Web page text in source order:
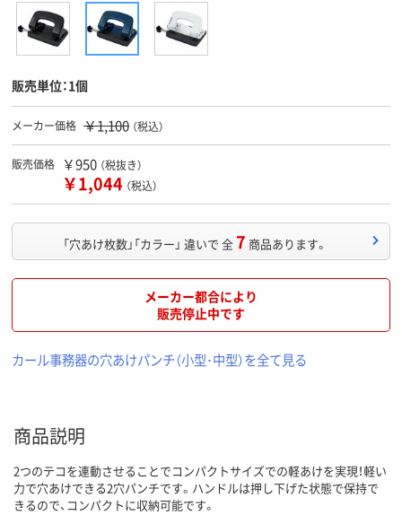
販売単位：1個
メーカー価格 ￥1,100 （税込）
販売価格 ￥950 （税抜き）
￥1,044 （税込）
「穴あけ枚数」「カラー」 違いで 全7 商品あります。
メーカー都合により
販売停止中です
カール事務器の穴あけパンチ（小型･中型）を全て見る
商品説明
2つのテコを連動させることでコンパクトサイズでの軽あけを実現！軽い
力で穴あけできる2穴パンチです。ハンドルは押し下げた状態で保持で
きるので、コンパクトに収納可能です。